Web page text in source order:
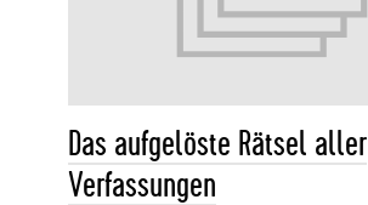
Das aufgelöste Rätsel aller
Verfassungen